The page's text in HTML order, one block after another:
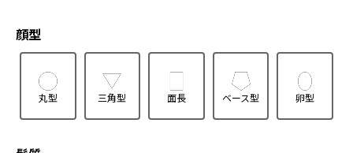
顔型
丸型 三角型 面長 ベース型 卵型